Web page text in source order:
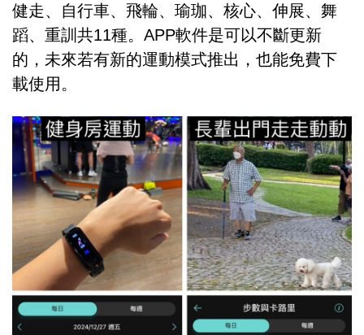
健走、自行車、飛輪、瑜珈、核心、伸展、舞
蹈、重訓共11種。APP軟件是可以不斷更新
的，未來若有新的運動模式推出，也能免費下
載使用。